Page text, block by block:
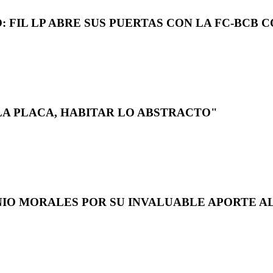
LP ABRE SUS PUERTAS CON LA FC-BCB
PLACA, HABITAR LO ABSTRACTO"
MORALES POR SU INVALUABLE APORTE